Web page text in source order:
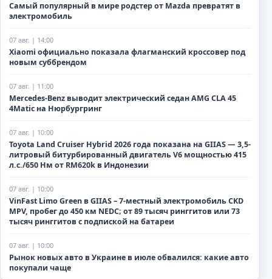
Самый популярный в мире родстер от Mazda превратят в
электромобиль
07 авг. | 14:00
Xiaomi официально показала флагманский кроссовер под
новым суббрендом
07 авг. | 11:00
Mercedes-Benz выводит электрический седан AMG CLA 45
4Matic на Нюрбургринг
07 авг. | 10:00
Toyota Land Cruiser Hybrid 2026 года показана на GIIAS — 3,5-
литровый битурбированный двигатель V6 мощностью 415
л.с./650 Нм от RM620k в Индонезии
07 авг. | 10:00
VinFast Limo Green в GIIAS – 7-местный электромобиль CKD
MPV, пробег до 450 км NEDC; от 89 тысяч ринггитов или 73
тысяч ринггитов с подпиской на батареи
07 авг. | 10:00
Рынок новых авто в Украине в июле обвалился: какие авто
покупали чаще